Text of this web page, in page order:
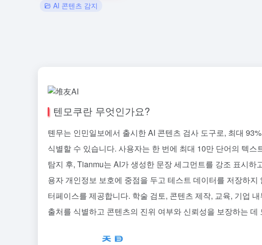
AI 콘텐츠 감지
텐모쿠란 무엇인가요?
톈무는 인민일보에서 출시한 AI 콘텐츠 검사 도구로, 최대
식별할 수 있습니다. 사용자는 한 번에 최대 10만 단어의 텍
탐지 후, Tianmu는 AI가 생성한 문장 세그먼트를 강조 표시
용자 개인정보 보호에 중점을 두고 테스트 데이터를 저장하
터페이스를 제공합니다. 학술 검토, 콘텐츠 제작, 교육, 기업
출처를 식별하고 콘텐츠의 진위 여부와 신뢰성을 보장하는 데